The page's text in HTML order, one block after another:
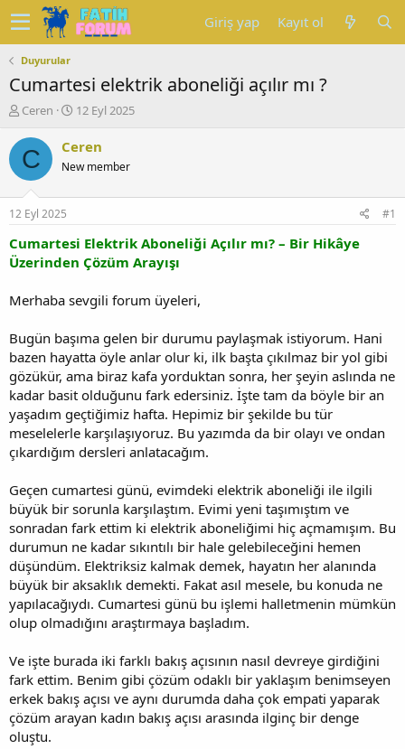
Giriş yap Kayıt ol
Duyurular
Cumartesi elektrik aboneliği açılır mı ?
K
n
u
y
b
a
ş
a
a
Ceren
B
ş
a
ç
a
i
i
12 Eyl 2025
C Ceren
New member
12 Eyl 2025 #1
Cumartesi Elektrik Aboneliği Açılır mı? – Bir Hikâye
Üzerinden Çözüm Arayışı
Merhaba sevgili forum üyeleri,
Bugün başıma gelen bir durumu paylaşmak istiyorum. Hani
bazen hayatta öyle anlar olur ki, ilk başta çıkılmaz bir yol gibi
gözükür, ama biraz kafa yorduktan sonra, her şeyin aslında ne
kadar basit olduğunu fark edersiniz. İşte tam da böyle bir an
yaşadım geçtiğimiz hafta. Hepimiz bir şekilde bu tür
meselelerle karşılaşıyoruz. Bu yazımda da bir olayı ve ondan
çıkardığım dersleri anlatacağım.
Geçen cumartesi günü, evimdeki elektrik aboneliği ile ilgili
büyük bir sorunla karşılaştım. Evimi yeni taşımıştım ve
sonradan fark ettim ki elektrik aboneliğimi hiç açmamışım. Bu
durumun ne kadar sıkıntılı bir hale gelebileceğini hemen
düşündüm. Elektriksiz kalmak demek, hayatın her alanında
büyük bir aksaklık demekti. Fakat asıl mesele, bu konuda ne
yapılacağıydı. Cumartesi günü bu işlemi halletmenin mümkün
olup olmadığını araştırmaya başladım.
Ve işte burada iki farklı bakış açısının nasıl devreye girdiğini
fark ettim. Benim gibi çözüm odaklı bir yaklaşım benimseyen
erkek bakış açısı ve aynı durumda daha çok empati yaparak
çözüm arayan kadın bakış açısı arasında ilginç bir denge
oluştu.